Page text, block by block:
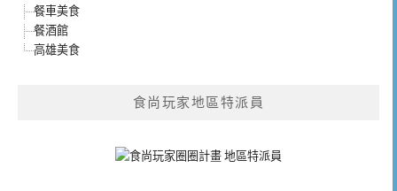
餐車美食
餐酒館
高雄美食
食尚玩家地區特派員